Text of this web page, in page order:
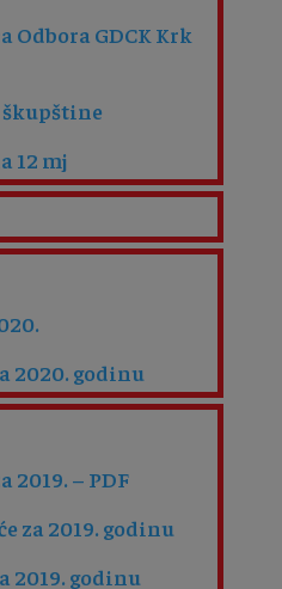
Odbora GDCK Krk
12 mj
2020. godinu
2019. – PDF
za 2019. godinu
2019. godinu